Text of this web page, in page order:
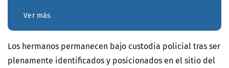
Ver más
Los hermanos permanecen bajo custodia policial tras ser
plenamente identificados y posicionados en el sitio del